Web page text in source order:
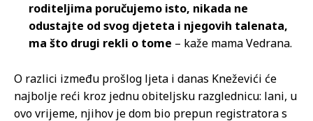
roditeljima poručujemo isto, nikada ne
odustajte od svog djeteta i njegovih talenata,
ma što drugi rekli o tome – kaže mama Vedrana.
O razlici između prošlog ljeta i danas Kneževići će
najbolje reći kroz jednu obiteljsku razglednicu: lani, u
ovo vrijeme, njihov je dom bio prepun registratora s